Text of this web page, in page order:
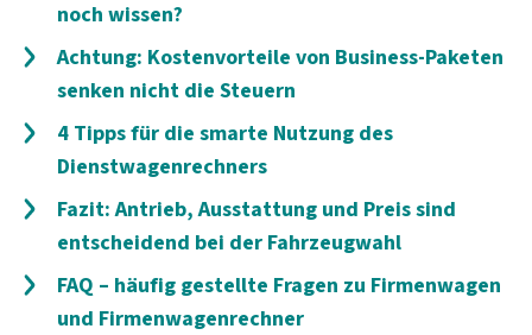
noch wissen?
Achtung: Kostenvorteile von Business-Paketen
senken nicht die Steuern
4 Tipps für die smarte Nutzung des
Dienstwagenrechners
Fazit: Antrieb, Ausstattung und Preis sind
entscheidend bei der Fahrzeugwahl
FAQ – häufig gestellte Fragen zu Firmenwagen
und Firmenwagenrechner